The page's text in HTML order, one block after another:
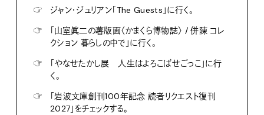
☞
ジャン・ジュリアン「The Guests」に行く。
☞
「山室眞二の薯版画〈かまくら博物誌〉 / 併陳 コレ
クション 暮らしの中で」に行く。
☞
「やなせたかし展 人生はよろこばせごっこ」に行
く。
☞
「岩波文庫創刊100年記念 読者リクエスト復刊
2027」をチェックする。